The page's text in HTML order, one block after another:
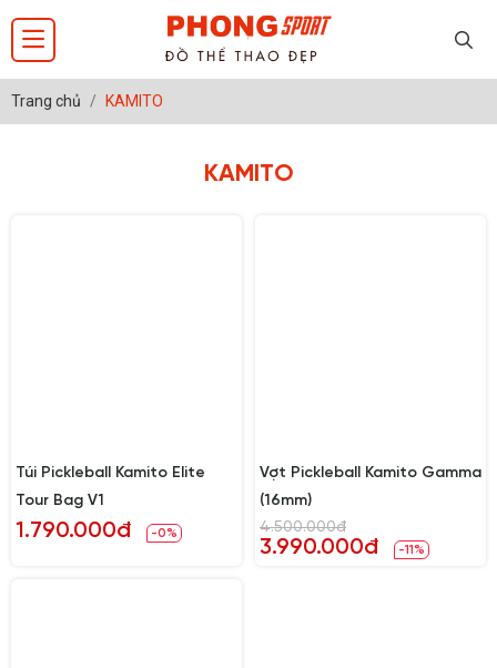
Trang chủ KAMITO
KAMITO
Túi Pickleball Kamito Elite
Tour Bag V1
1.790.000đ -0%
Vợt Pickleball Kamito Gamma
(16mm)
4.500.000đ
3.990.000đ -11%